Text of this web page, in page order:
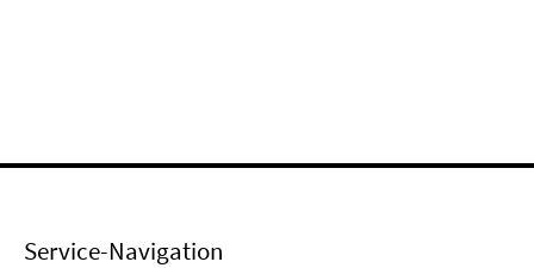
Service-Navigation